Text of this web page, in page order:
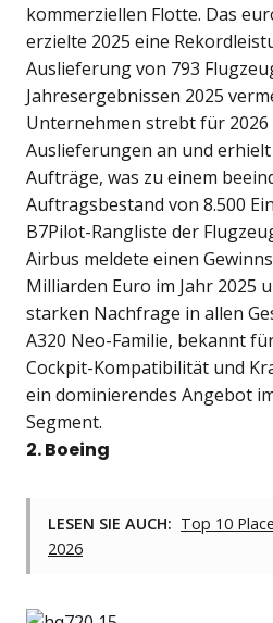
kommerziellen Flotte. Das
erzielte 2025 eine
Auslieferung von 793
Jahresergebnissen 2025
Unternehmen strebt für 2026
Auslieferungen an und
Aufträge, was zu einem
Auftragsbestand von 8.500
B7Pilot-Rangliste der
Airbus meldete einen
Milliarden Euro im Jahr 2025
starken Nachfrage in allen
A320 Neo-Familie, bekannt
Cockpit-Kompatibilität und
ein dominierendes Angebot
Segment.
2. Boeing
LESEN SIE AUCH: Top 10
2026